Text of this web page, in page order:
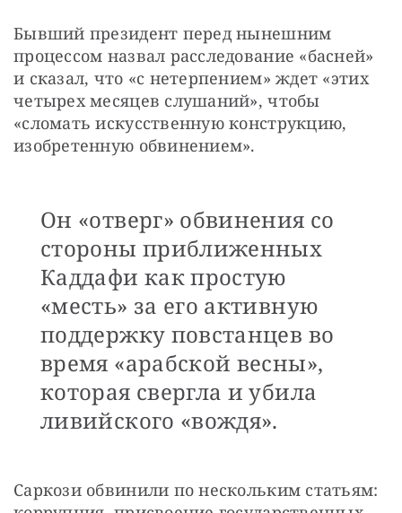
Бывший президент перед нынешним
процессом назвал расследование «басней»
и сказал, что «с нетерпением» ждет «этих
четырех месяцев слушаний», чтобы
«сломать искусственную конструкцию,
изобретенную обвинением».
Он «отверг» обвинения со
стороны приближенных
Каддафи как простую
«месть» за его активную
поддержку повстанцев во
время «арабской весны»,
которая свергла и убила
ливийского «вождя».
Саркози обвинили по нескольким статьям: